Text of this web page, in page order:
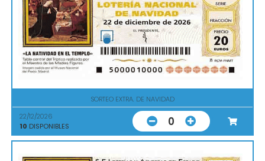
SORTEO EXTRA. DE NAVIDAD
22/12/2026
10 DISPONIBLES 0